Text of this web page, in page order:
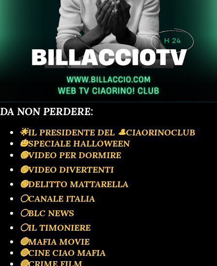
DA NON PERDERE:
🌟IL PRESIDENTE DEL 🎩CIAORINOCLUB
🎃SPECIALE HALLOWEEN
🟢VIDEO PER DORMIRE
🟢VIDEO DIVERTENTI
🟢DELITTO MATTARELLA
⚪️CANALE ITALIA
⚪️BLC NEWS
⚪️IL TIMONIERE
🔴MAFIA MOVIE
🔴CINE CIAO MAFIA